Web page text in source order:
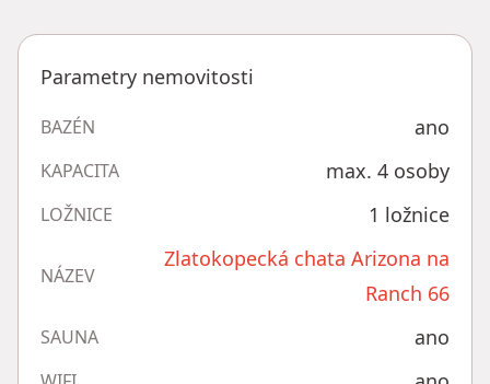
Parametry nemovitosti
BAZÉN ano
KAPACITA max. 4 osoby
LOŽNICE 1 ložnice
NÁZEV
Zlatokopecká chata Arizona na
Ranch 66
SAUNA ano